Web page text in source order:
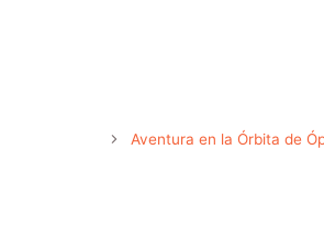
Aventura en la Órbita de